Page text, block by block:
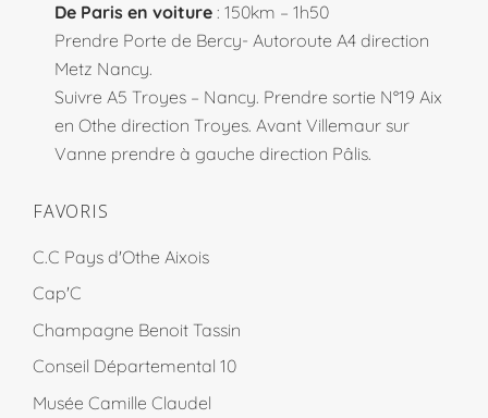
De Paris en voiture : 150km – 1h50
Prendre Porte de Bercy- Autoroute A4 direction
Metz Nancy.
Suivre A5 Troyes – Nancy. Prendre sortie N°19 Aix
en Othe direction Troyes. Avant Villemaur sur
Vanne prendre à gauche direction Pâlis.
FAVORIS
C.C Pays d'Othe Aixois
Cap'C
Champagne Benoit Tassin
Conseil Départemental 10
Musée Camille Claudel